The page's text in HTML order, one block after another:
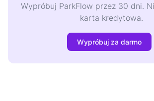
Wypróbuj ParkFlow przez 30 dni.
karta kredytowa.
Wypróbuj za darmo